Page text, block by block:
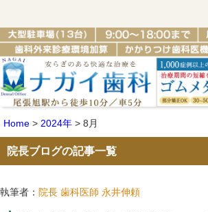
Home > 2024年 > 8月
院長ブログの記事一覧
執筆者： 院長 歯科医師 永井伸頼